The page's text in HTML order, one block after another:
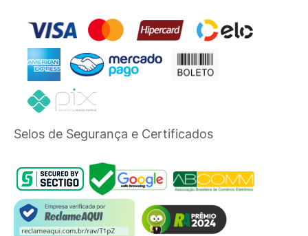
Selos de Segurança e Certificados